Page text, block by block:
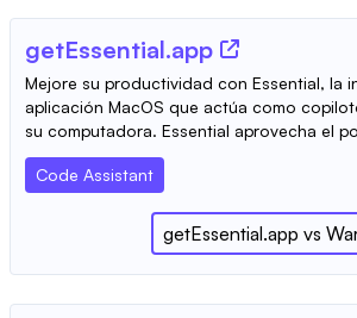
getEssential.app
Mejore su productividad con Essential, la
aplicación MacOS que actúa como
su computadora. Essential aprovecha el
Code Assistant
getEssential.app vs